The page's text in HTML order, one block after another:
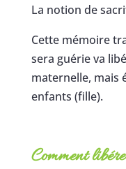
La notion de
Cette mémoire
sera guérie va
maternelle, mais
enfants (fille).
Comment